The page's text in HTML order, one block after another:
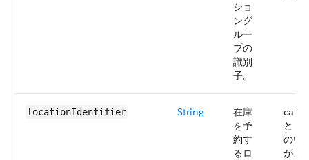
ショ
ング
ルー
プの
識別
子。
locationIdentifier String
在庫
を予
約す
るロ
と
のい
が、